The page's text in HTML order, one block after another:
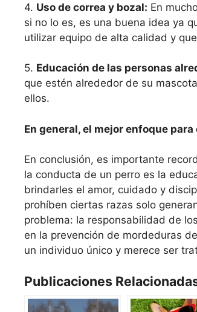
4. Uso de correa y bozal: En
si no lo es, es una buena idea ya
utilizar equipo de alta calidad y
5. Educación de las personas
que estén alrededor de su
ellos.
En general, el mejor enfoque
En conclusión, es importante
la conducta de un perro es la
brindarles el amor, cuidado y
prohíben ciertas razas solo
problema: la responsabilidad de
en la prevención de mordeduras
un individuo único y merece ser
Publicaciones